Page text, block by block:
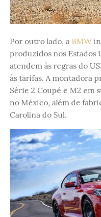
Por outro lado, a BMW
produzidos nos Estados
atendem às regras do
às tarifas. A montadora
Série 2 Coupé e M2 em
no México, além de
Carolina do Sul.